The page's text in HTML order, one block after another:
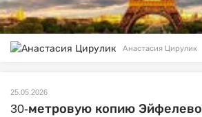
Анастасия Цирулик
25.05.2026
30-метровую копию